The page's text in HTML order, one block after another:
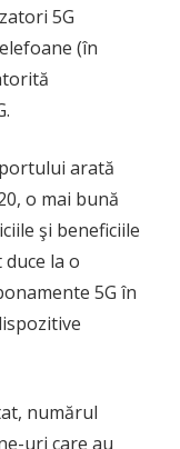
5G
(în
arată
o mai bună
şi beneficiile
la o
5G în
numărul
uri care au